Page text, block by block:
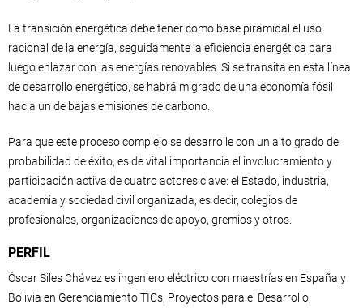
La transición energética debe tener como base piramidal el uso
racional de la energía, seguidamente la eficiencia energética para
luego enlazar con las energías renovables. Si se transita en esta línea
de desarrollo energético, se habrá migrado de una economía fósil
hacia un de bajas emisiones de carbono.
Para que este proceso complejo se desarrolle con un alto grado de
probabilidad de éxito, es de vital importancia el involucramiento y
participación activa de cuatro actores clave: el Estado, industria,
academia y sociedad civil organizada, es decir, colegios de
profesionales, organizaciones de apoyo, gremios y otros.
PERFIL
Óscar Siles Chávez es ingeniero eléctrico con maestrías en España y
Bolivia en Gerenciamiento TICs, Proyectos para el Desarrollo,